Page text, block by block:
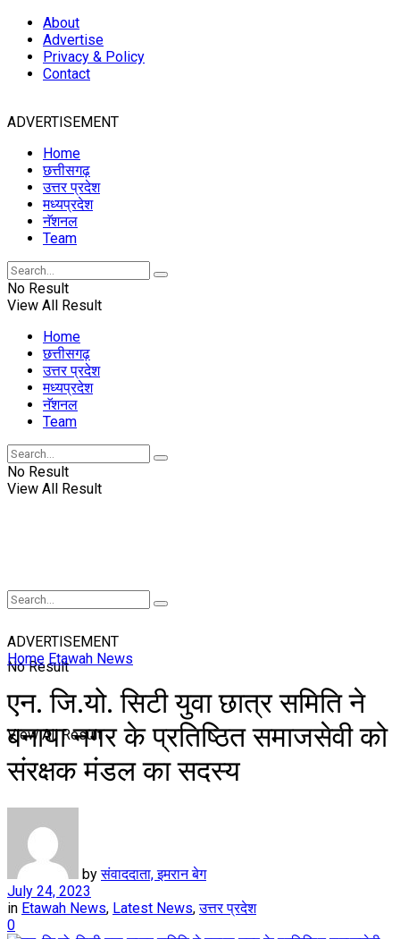
About
Advertise
Privacy & Policy
Contact
ADVERTISEMENT
Home
छत्तीसगढ़
उत्तर प्रदेश
मध्यप्रदेश
नॅशनल
Team
No Result
View All Result
Home
छत्तीसगढ़
उत्तर प्रदेश
मध्यप्रदेश
नॅशनल
Team
No Result
View All Result
No Result
View All Result
ADVERTISEMENT
Home Etawah News
एन. जि.यो. सिटी युवा छात्र समिति ने
बनाया नगर के प्रतिष्ठित समाजसेवी को
संरक्षक मंडल का सदस्य
by संवाददाता, इमरान बेग
July 24, 2023
in Etawah News, Latest News,उत्तर प्रदेश
0